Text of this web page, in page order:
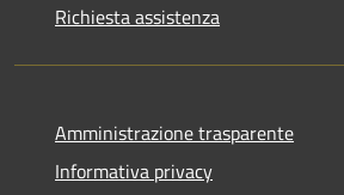
Richiesta assistenza
Amministrazione trasparente
Informativa privacy